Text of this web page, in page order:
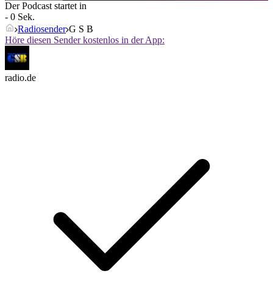
Der Podcast startet in
- 0 Sek.
Radiosender G S B
Höre diesen Sender kostenlos in der App:
radio.de